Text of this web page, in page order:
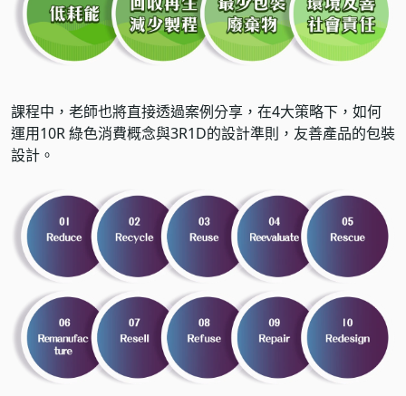
課程中，老師也將直接透過案例分享，在4大策略下，如何
運用10R 綠色消費概念與3R1D的設計準則，友善產品的包裝
設計。